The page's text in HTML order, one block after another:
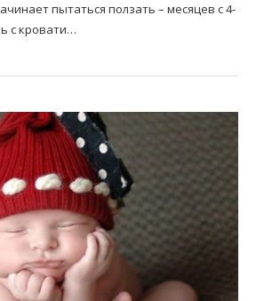
пытаться ползать – месяцев с 4-
с кровати…